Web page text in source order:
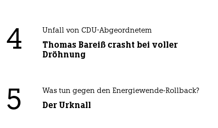
4 Unfall von CDU-Abgeordnetem
Thomas Bareiß crasht bei voller
Dröhnung
5 Was tun gegen den Energiewende-Rollback?
Der Urknall